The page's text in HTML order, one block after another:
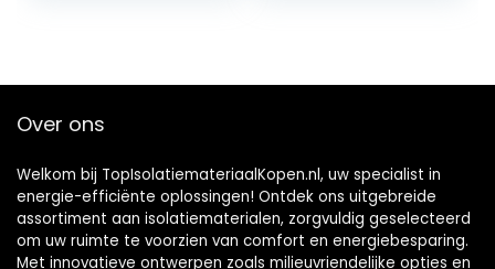
Over ons
Welkom bij TopIsolatiemateriaalKopen.nl, uw specialist in
energie-efficiënte oplossingen! Ontdek ons uitgebreide
assortiment aan isolatiematerialen, zorgvuldig geselecteerd
om uw ruimte te voorzien van comfort en energiebesparing.
Met innovatieve ontwerpen zoals milieuvriendelijke opties en